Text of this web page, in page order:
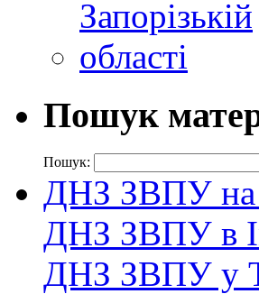
Пошук
Пошук:
ДНЗ ЗВПУ на
ДНЗ ЗВПУ в
ДНЗ ЗВПУ у